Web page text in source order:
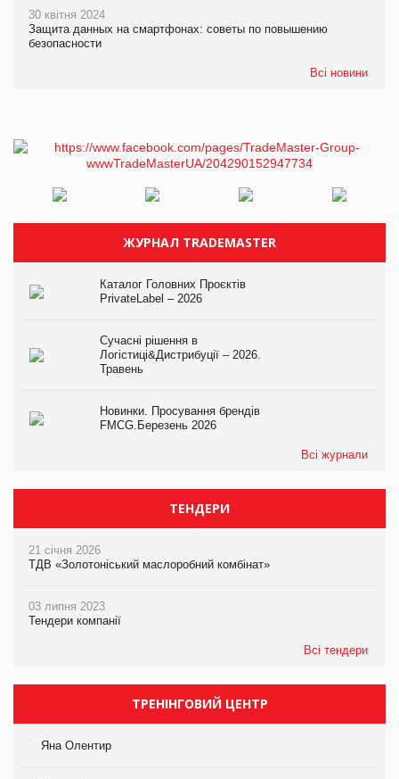
30 квітня 2024
Защита данных на смартфонах: советы по повышению
безопасности
Всі новини
ЖУРНАЛ TRADEMASTER
Каталог Головних Проєктів
PrivateLabel – 2026
Сучасні рішення в
Логістиці&Дистрибуції – 2026.
Травень
Новинки. Просування брендів
FMCG.Березень 2026
Всі журнали
ТЕНДЕРИ
21 січня 2026
ТДВ «Золотоніський маслоробний комбінат»
03 липня 2023
Тендери компанії
Всі тендери
ТРЕНІНГОВИЙ ЦЕНТР
Яна Олентир